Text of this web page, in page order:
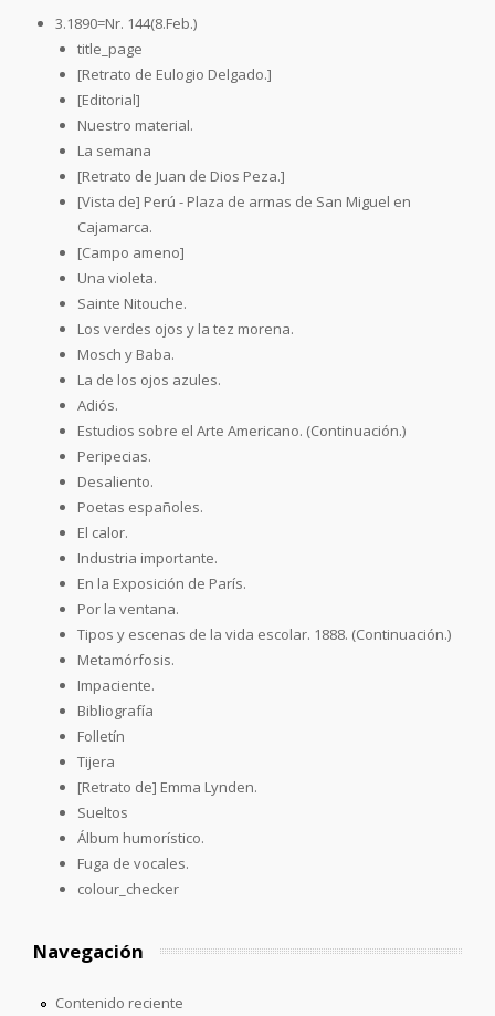
3.1890=Nr. 144(8.Feb.)
title_page
[Retrato de Eulogio Delgado.]
[Editorial]
Nuestro material.
La semana
[Retrato de Juan de Dios Peza.]
[Vista de] Perú - Plaza de armas de San Miguel en
Cajamarca.
[Campo ameno]
Una violeta.
Sainte Nitouche.
Los verdes ojos y la tez morena.
Mosch y Baba.
La de los ojos azules.
Adiós.
Estudios sobre el Arte Americano. (Continuación.)
Peripecias.
Desaliento.
Poetas españoles.
El calor.
Industria importante.
En la Exposición de París.
Por la ventana.
Tipos y escenas de la vida escolar. 1888. (Continuación.)
Metamórfosis.
Impaciente.
Bibliografía
Folletín
Tijera
[Retrato de] Emma Lynden.
Sueltos
Álbum humorístico.
Fuga de vocales.
colour_checker
Navegación
Contenido reciente